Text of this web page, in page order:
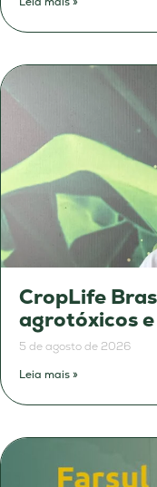
CropLife
agrotóxicos
5 de agosto de 2026
Leia mais »